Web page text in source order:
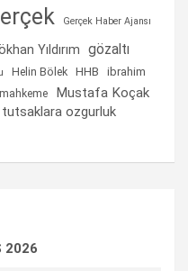
Gerçek Haber Ajansı
Yıldırım gözaltı
Helin Bölek HHB
ibrahim
mahkeme Mustafa Koçak
tutsaklara ozgurluk
2026